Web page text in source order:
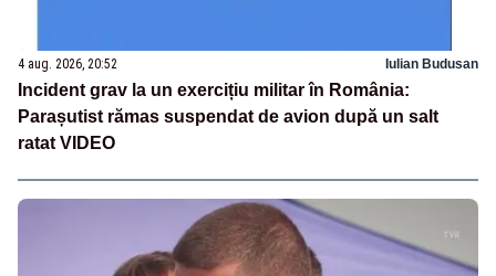
4 aug. 2026, 20:52 Iulian Budusan
Incident grav la un exercițiu militar în România:
Parașutist rămas suspendat de avion după un salt
ratat VIDEO